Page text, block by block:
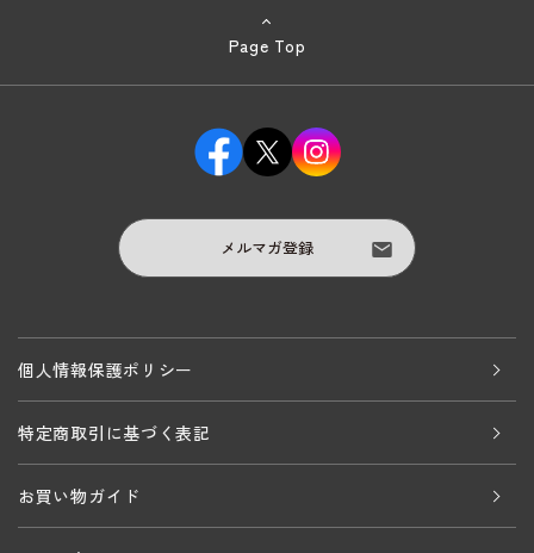
Page Top
メルマガ登録
個人情報保護ポリシー
特定商取引に基づく表記
お買い物ガイド